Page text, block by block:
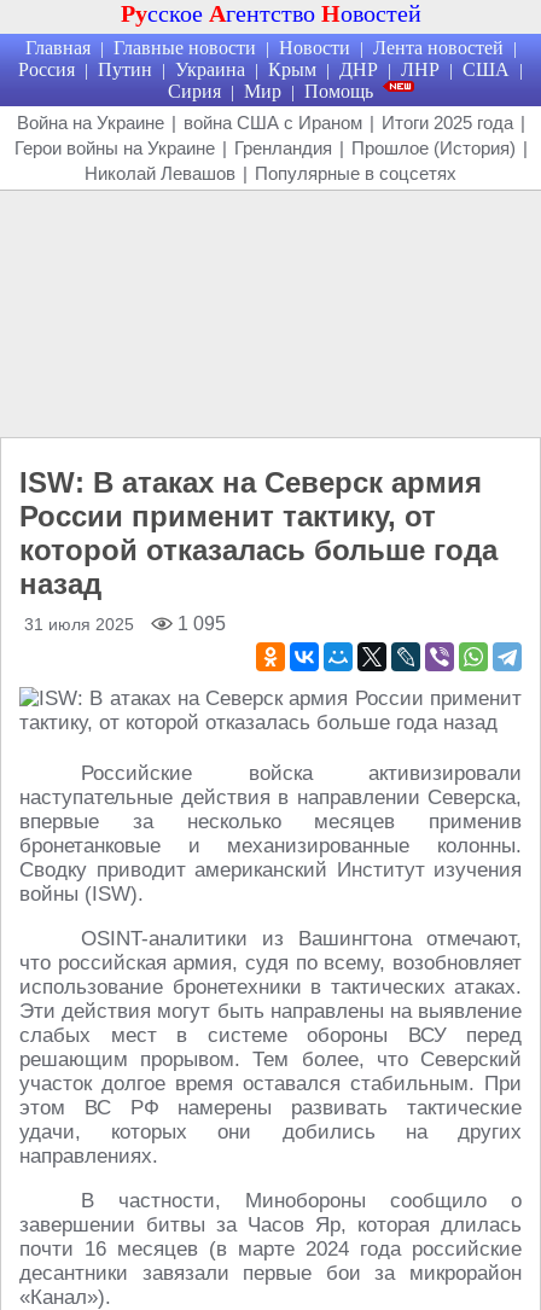
Русское Агентство Новостей
Главная | Главные новости | Новости | Лента новостей |
Россия | Путин | Украина | Крым | ДНР | ЛНР | США |
Сирия | Мир | Помощь
Война на Украине | война США с Ираном | Итоги 2025 года |
Герои войны на Украине | Гренландия | Прошлое (История) |
Николай Левашов | Популярные в соцсетях
ISW: В атаках на Северск армия
России применит тактику, от
которой отказалась больше года
назад
31 июля 2025 1 095
Российские войска активизировали
наступательные действия в направлении Северска,
впервые за несколько месяцев применив
бронетанковые и механизированные колонны.
Сводку приводит американский Институт изучения
войны (ISW).
OSINT-аналитики из Вашингтона отмечают,
что российская армия, судя по всему, возобновляет
использование бронетехники в тактических атаках.
Эти действия могут быть направлены на выявление
слабых мест в системе обороны ВСУ перед
решающим прорывом. Тем более, что Северский
участок долгое время оставался стабильным. При
этом ВС РФ намерены развивать тактические
удачи, которых они добились на других
направлениях.
В частности, Минобороны сообщило о
завершении битвы за Часов Яр, которая длилась
почти 16 месяцев (в марте 2024 года российские
десантники завязали первые бои за микрорайон
«Канал»).